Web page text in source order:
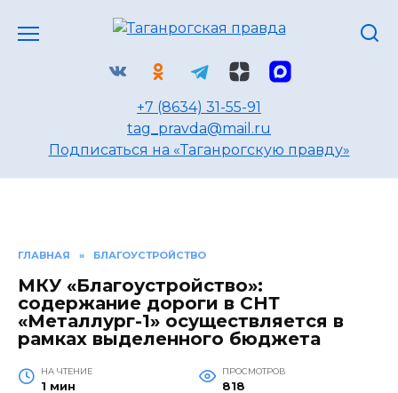
+7 (8634) 31-55-91
tag_pravda@mail.ru
Подписаться на «Таганрогскую правду»
ГЛАВНАЯ » БЛАГОУСТРОЙСТВО
МКУ «Благоустройство»:
содержание дороги в СНТ
«Металлург-1» осуществляется в
рамках выделенного бюджета
НА ЧТЕНИЕ
1 мин
ПРОСМОТРОВ
818